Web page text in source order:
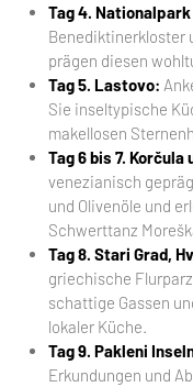
Tag 4.
Benediktinerkloster
prägen diesen
Tag 5. Lastovo:
Sie inseltypische
makellosen
Tag 6 bis 7. Korčula
venezianisch
und Olivenöle und
Schwerttanz
Tag 8. Stari Grad,
griechische
schattige Gassen
lokaler Küche.
Tag 9. Pakleni
Erkundungen und